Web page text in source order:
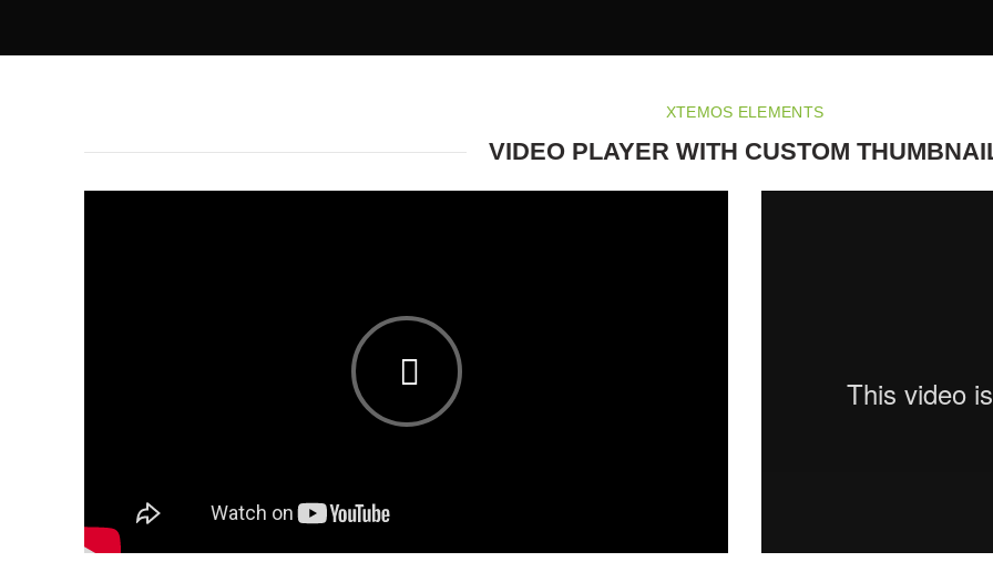
XTEMOS ELEMENTS
VIDEO PLAYER WITH CUSTOM